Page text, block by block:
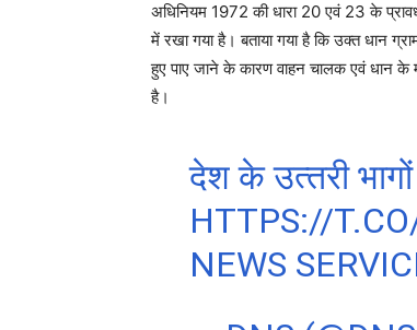
अधिनियम 1972 की धारा 20 एवं 23 के
में रखा गया है। बताया गया है कि उक्त धान
हुए पाए जाने के कारण वाहन चालक एवं धान
है।
देश के उत्‍तरी
HTTPS://
NEWS